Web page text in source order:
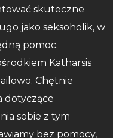
skuteczne
jako seksoholik, w
pomoc.
Katharsis
Chętnie
dotyczące
sobie z tym
bez pomocy,